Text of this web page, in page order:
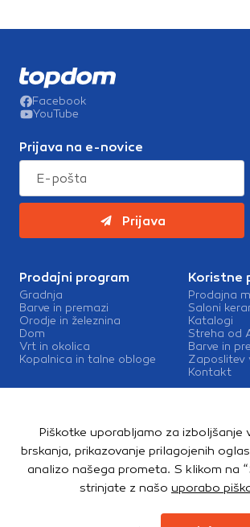
Facebook
YouTube
Prijava na e-novice
Prijava
Prodajni program
Gradnja
Barve in premazi
Orodje in železnina
Dom
Vrt in okolica
Kopalnica in talne obloge
Koristne
Prodajna
Saloni
Katalogi
Streha od
Barve in
Zaposlitev
Kontakt
Mešalnice barv
Dostava
Zasebnost in piškotki
Piškotke uporabljamo za izboljšanje
brskanja, prikazovanje prilagojenih
analizo našega prometa. S klikom na
strinjate z našo uporabo